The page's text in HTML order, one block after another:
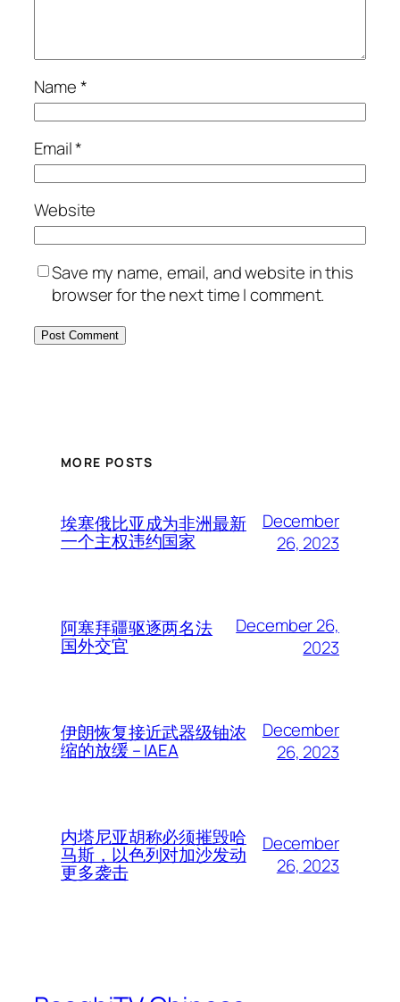
Name*
Email*
Website
Save my name, email, and website in this
browser for the next time I comment.
MORE POSTS
埃塞俄比亚成为非洲最新
一个主权违约国家
December
26, 2023
阿塞拜疆驱逐两名法
国外交官
December 26,
2023
伊朗恢复接近武器级铀浓
缩的放缓 – IAEA
December
26, 2023
内塔尼亚胡称必须摧毁哈
马斯，以色列对加沙发动
更多袭击
December
26, 2023